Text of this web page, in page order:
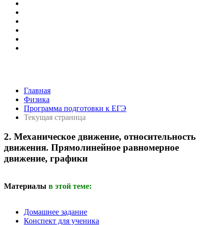
Главная
Физика
Программа подготовки к ЕГЭ
Текущая страница
2. Механическое движение, относительность
движения. Прямолинейное равномерное
движение, графики
Материалы в этой теме:
Домашнее задание
Конспект для ученика